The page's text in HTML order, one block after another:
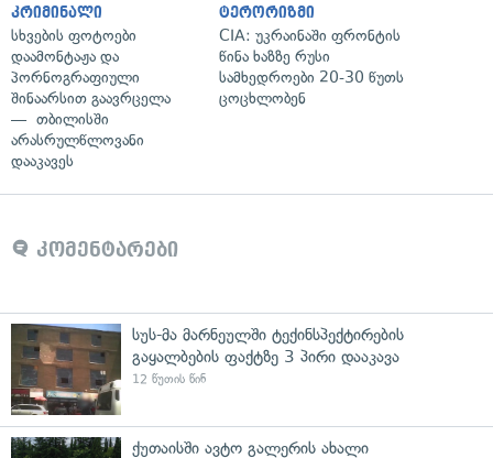
კრიმინალი
სხვების ფოტოები
დაამონტაჟა და
პორნოგრაფიული
შინაარსით გაავრცელა
— თბილისში
არასრულწლოვანი
დააკავეს
ტერორიზმი
CIA: უკრაინაში ფრონტის
წინა ხაზზე რუსი
სამხედროები 20-30 წუთს
ცოცხლობენ
კომენტარები
სუს-მა მარნეულში ტექინსპექტირების
გაყალბების ფაქტზე 3 პირი დააკავა
12 წუთის წინ
ქუთაისში ავტო გალერის ახალი